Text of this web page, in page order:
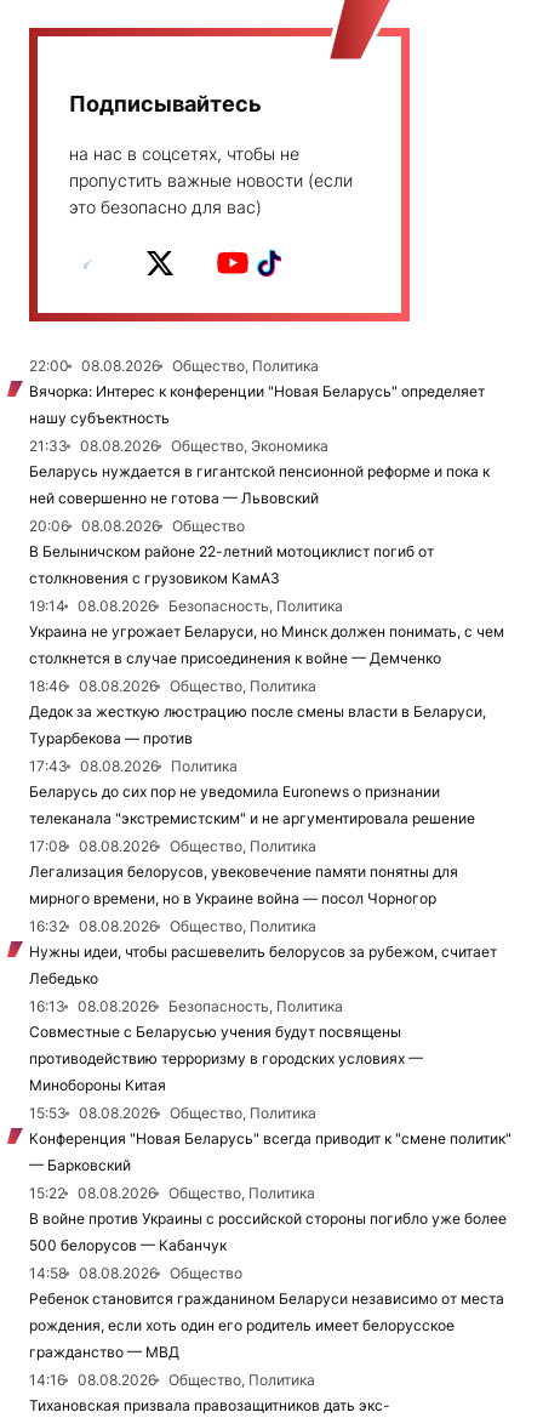
Подписывайтесь
на нас в соцсетях, чтобы не
пропустить важные новости (если
это безопасно для вас)
22:00 08.08.2026
Общество, Политика
Вячорка: Интерес к конференции "Новая Беларусь" определяет
нашу субъектность
21:33
08.08.2026
Общество, Экономика
Беларусь нуждается в гигантской пенсионной реформе и пока к
ней совершенно не готова — Львовский
20:06
08.08.2026
Общество
В Белыничском районе 22-летний мотоциклист погиб от
столкновения с грузовиком КамАЗ
19:14
08.08.2026
Безопасность, Политика
Украина не угрожает Беларуси, но Минск должен понимать, с чем
столкнется в случае присоединения к войне — Демченко
18:46
08.08.2026
Общество, Политика
Дедок за жесткую люстрацию после смены власти в Беларуси,
Турарбекова — против
17:43
08.08.2026
Политика
Беларусь до сих пор не уведомила Euronews о признании
телеканала "экстремистским" и не аргументировала решение
17:08
08.08.2026
Общество, Политика
Легализация белорусов, увековечение памяти понятны для
мирного времени, но в Украине война — посол Чорногор
16:32
08.08.2026
Общество, Политика
Нужны идеи, чтобы расшевелить белорусов за рубежом, считает
Лебедько
16:13
08.08.2026
Безопасность, Политика
Совместные с Беларусью учения будут посвящены
противодействию терроризму в городских условиях —
Минобороны Китая
15:53
08.08.2026
Общество, Политика
Конференция "Новая Беларусь" всегда приводит к "смене политик"
— Барковский
15:22
08.08.2026
Общество, Политика
В войне против Украины с российской стороны погибло уже более
500 белорусов — Кабанчук
14:58
08.08.2026
Общество
Ребенок становится гражданином Беларуси независимо от места
рождения, если хоть один его родитель имеет белорусское
гражданство — МВД
14:16
08.08.2026
Общество, Политика
Тихановская призвала правозащитников дать экс-